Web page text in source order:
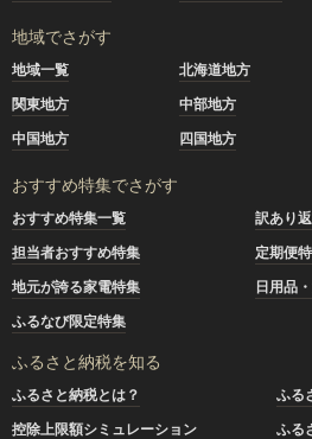
地域でさがす
地域一覧 北海道地方
関東地方
中部地方
中国地方
四国地方
おすすめ特集でさがす
おすすめ特集一覧
訳あり
担当者おすすめ特集
定期便
地元が誇る家電特集
日用品
ふるなび限定特集
ふるさと納税を知る
ふるさと納税とは？
ふる
控除上限額シミュレーション
ふる